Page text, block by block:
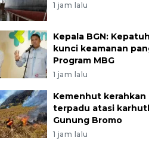
1 jam lalu
Kepala BGN:
kunci keamanan
Program MBG
1 jam lalu
Kemenhut kerahkan
terpadu atasi
Gunung Bromo
1 jam lalu